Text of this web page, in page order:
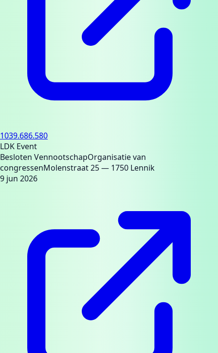
1039.686.580
LDK Event
Besloten VennootschapOrganisatie van
congressenMolenstraat 25— 1750 Lennik
9 jun 2026